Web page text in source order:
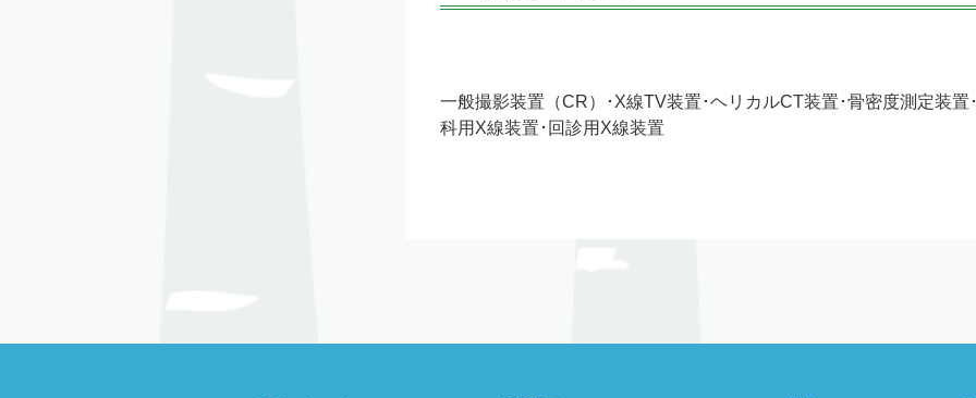
一般撮影装置（CR）･X線TV装置･ヘリカルCT装置･骨密度測定装置
科用X線装置･回診用X線装置